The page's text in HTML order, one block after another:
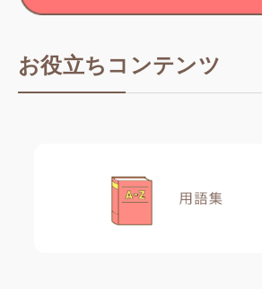
お役立ちコンテンツ